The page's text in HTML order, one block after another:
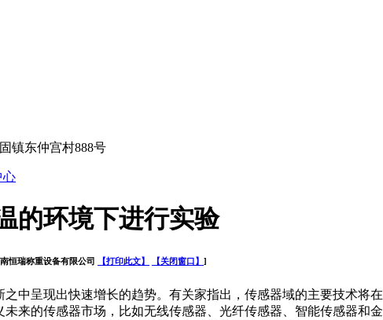
镇东仲宫村888号
心
的环境下进行实验
恒瑞称重设备有限公司 【打印此文】 【关闭窗口】 ]
呈现出快速增长的趋势。有关家指出，传感器域的主要技术将
未来的传感器市场，比如无线传感器、光纤传感器、智能传感器